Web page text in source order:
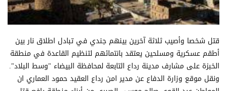
قتل شخصا وأصيب ثلاثة آخرين بينهم جندي في تبادل اطلاق نار بين
أطقم عسكرية ومسلحين يعتقد بانتمائهم لتنظيم القاعدة في منطقة
الخبزة على مشارف مدينة رداع التابعة لمحافظة البيضاء "وسط البلاد".
ونقل موقع وزارة الدفاع عن مدير امن رداع العقيد حمود العماري ان